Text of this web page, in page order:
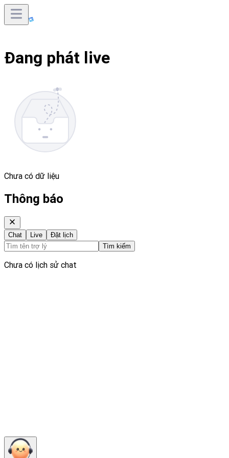
Đang phát live
Chưa có dữ liệu
Thông báo
Chat Live
Đặt lịch
Tìm kiếm
Chưa có lịch sử chat